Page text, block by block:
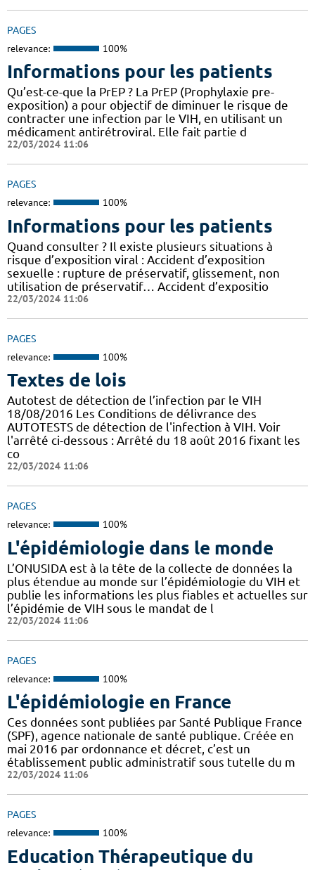
PAGES
relevance: 100%
Informations pour les patients
Qu’est-ce-que la PrEP ? La PrEP (Prophylaxie pre-
exposition) a pour objectif de diminuer le risque de
contracter une infection par le VIH, en utilisant un
médicament antirétroviral. Elle fait partie d
22/03/2024 11:06
PAGES
relevance: 100%
Informations pour les patients
Quand consulter ? Il existe plusieurs situations à
risque d’exposition viral : Accident d’exposition
sexuelle : rupture de préservatif, glissement, non
utilisation de préservatif… Accident d’expositio
22/03/2024 11:06
PAGES
relevance: 100%
Textes de lois
Autotest de détection de l’infection par le VIH
18/08/2016 Les Conditions de délivrance des
AUTOTESTS de détection de l'infection à VIH. Voir
l'arrêté ci-dessous : Arrêté du 18 août 2016 fixant les
co
22/03/2024 11:06
PAGES
relevance: 100%
L'épidémiologie dans le monde
L’ONUSIDA est à la tête de la collecte de données la
plus étendue au monde sur l’épidémiologie du VIH et
publie les informations les plus fiables et actuelles sur
l’épidémie de VIH sous le mandat de l
22/03/2024 11:06
PAGES
relevance: 100%
L'épidémiologie en France
Ces données sont publiées par Santé Publique France
(SPF), agence nationale de santé publique. Créée en
mai 2016 par ordonnance et décret, c’est un
établissement public administratif sous tutelle du m
22/03/2024 11:06
PAGES
relevance: 100%
Education Thérapeutique du